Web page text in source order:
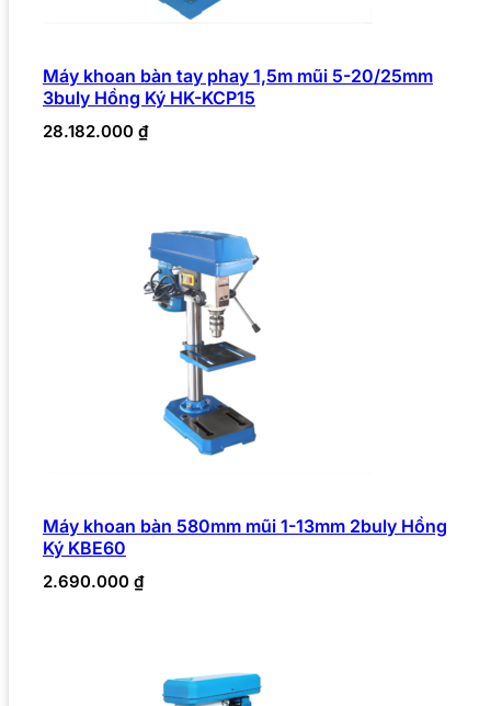
Máy khoan bàn tay phay 1,5m mũi 5-20/25mm
3buly Hồng Ký HK-KCP15
28.182.000 ₫
Máy khoan bàn 580mm mũi 1-13mm 2buly Hồng
Ký KBE60
2.690.000 ₫